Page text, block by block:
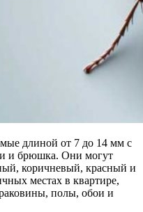
длиной от 7 до 14 мм с
и брюшка. Они могут
коричневый, красный и
местах в квартире,
полы, обои и